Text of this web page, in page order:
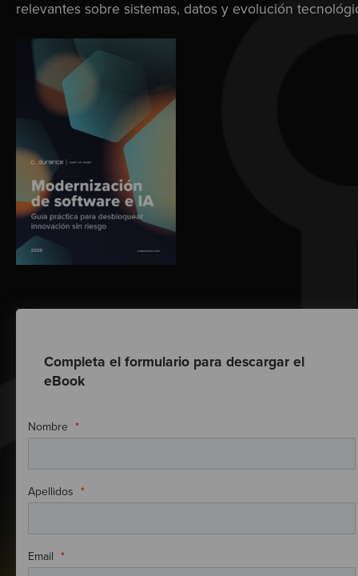
relevantes sobre sistemas, datos y evolución
Completa el formulario para descargar el
eBook
Nombre *
Apellidos *
Email *